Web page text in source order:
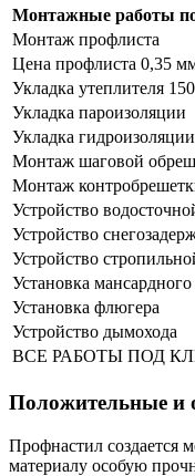
Монтажные работы
Монтаж профлиста
Цена профлиста 0,35
Укладка утеплителя
Укладка пароизоляции
Укладка гидроизоляции
Монтаж шаговой
Монтаж
Устройство
Устройство
Устройство
Установка
Установка флюгера
Устройство дымохода
ВСЕ РАБОТЫ ПОД
Положительные
Профнастил создается
материалу особую